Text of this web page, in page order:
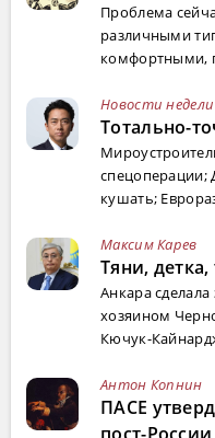
Проблема
различными
комфортными,
Новости недели
Тотально-
спецоперации;
кушать;
Максим Карев
Тяни, детка,
Анкара
хозяином
Кючук-
Антон Копнин
ПАСЕ